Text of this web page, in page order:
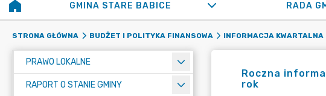
GMINA STARE BABICE RADA
STRONA GŁÓWNA BUDŻET I POLITYKA FINANSOWA INFORMACJA KWARTALNA
PRAWO LOKALNE
RAPORT O STANIE GMINY
Roczna
rok